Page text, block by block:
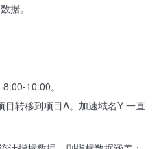
据。
10:00。
转移到项目A。加速域名Y 一直